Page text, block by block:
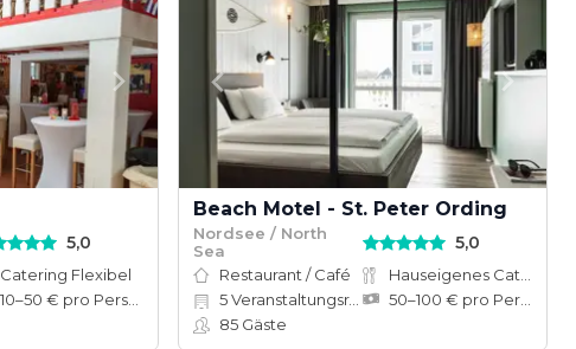
5,0
Catering Flexibel
Beach Motel - St. Peter Ording
Nordsee / North
Sea
5,0
Restaurant / Café
5Veranstaltungsräume
85 Gäste